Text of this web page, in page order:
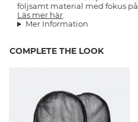
följsamt material med fokus
Läs mer här
Mer Information
COMPLETE THE LOOK